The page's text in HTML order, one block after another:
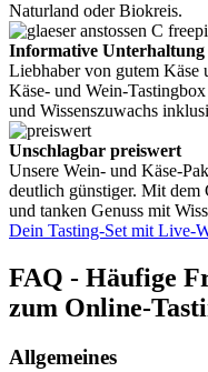
Naturland oder Biokreis.
Informative Unterhaltung
Liebhaber von gutem Käse
Käse- und Wein-
und Wissenszuwachs
Unschlagbar preiswert
Unsere Wein- und Käse-
deutlich günstiger. Mit dem
und tanken Genuss mit
Dein Tasting-Set mit Live-
FAQ - Häufige
zum Online-
Allgemeines